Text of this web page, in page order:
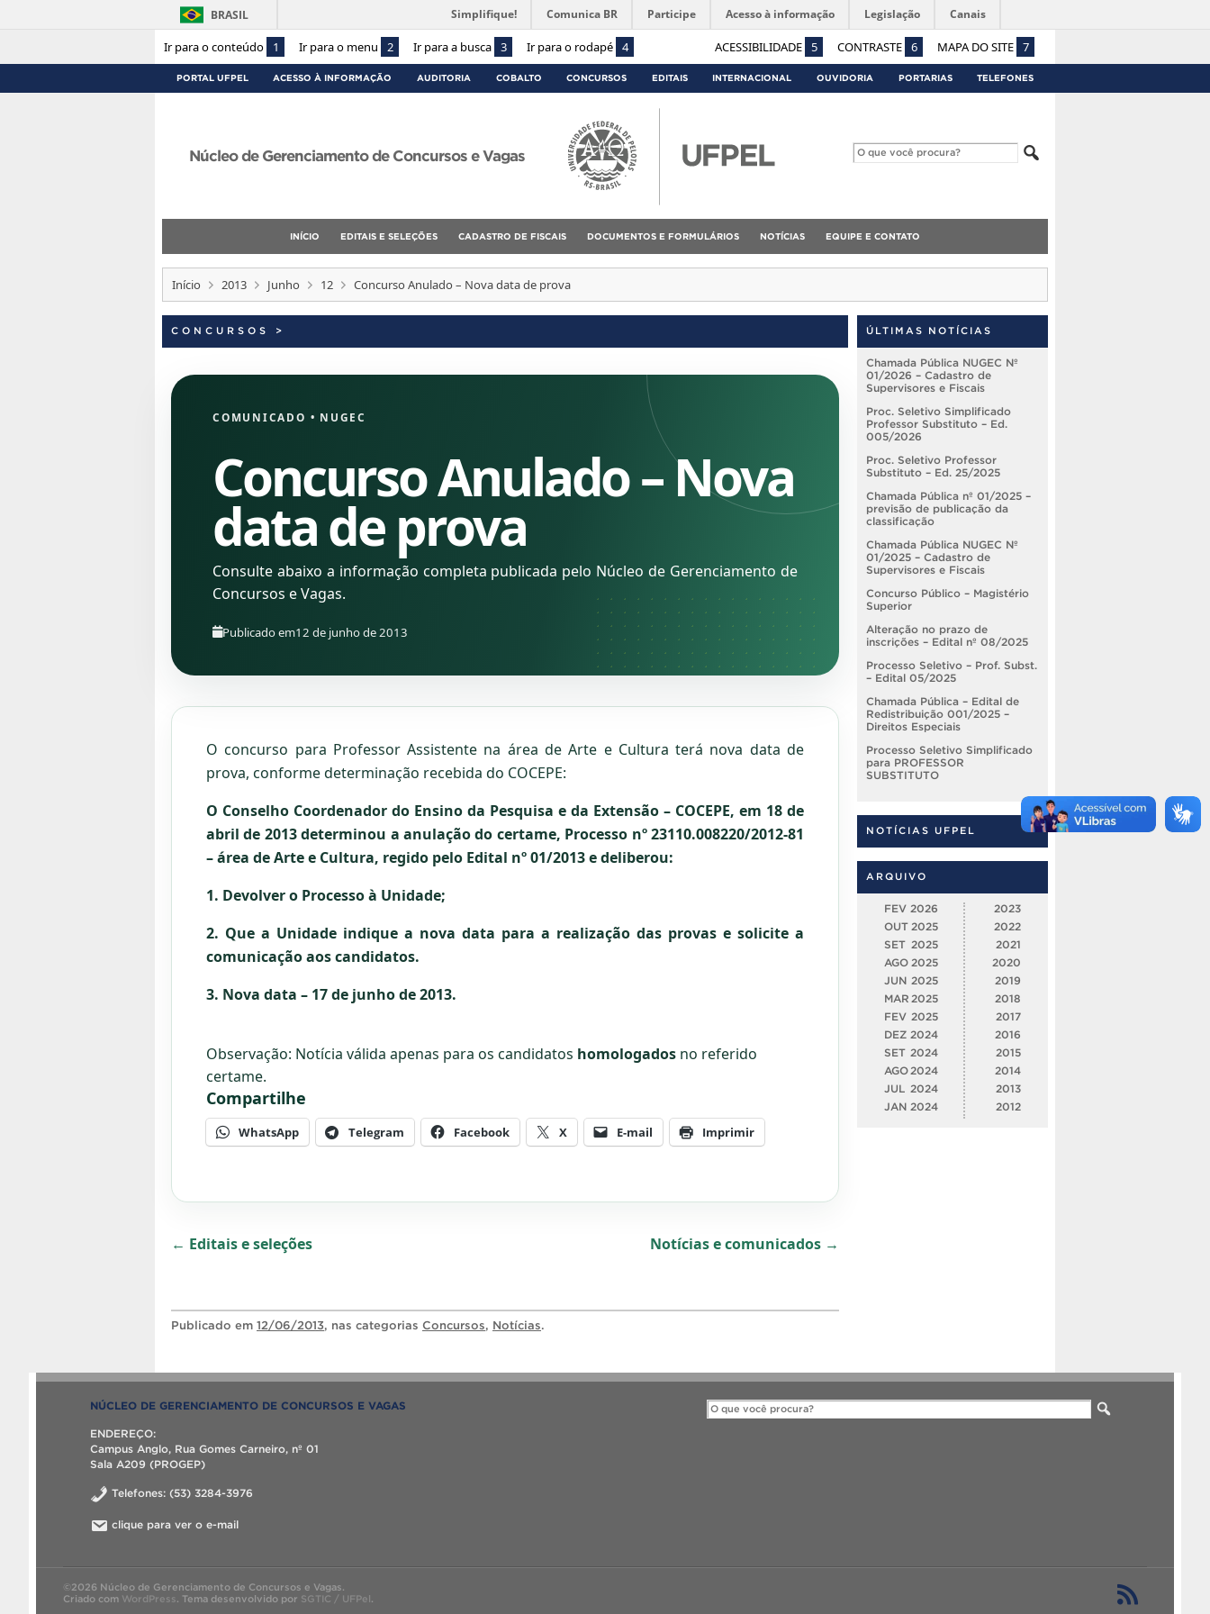
Ir para o conteúdo 1 Ir para o menu 2 Ir para a busca 3 Ir para o rodapé 4 ACESSIBILIDADE 5 CONTRASTE 6 MAPA DO SITE 7
BRASIL Simplifique! Comunica BR Participe Acesso à informação Legislação Canais
PORTAL UFPEL ACESSO À INFORMAÇÃO AUDITORIA COBALTO CONCURSOS EDITAIS INTERNACIONAL OUVIDORIA PORTARIAS TELEFONES
Núcleo de Gerenciamento de Concursos e Vagas
INÍCIO EDITAIS E SELEÇÕES CADASTRO DE FISCAIS DOCUMENTOS E FORMULÁRIOS NOTÍCIAS EQUIPE E CONTATO
Início 2013 Junho 12 Concurso Anulado – Nova data de prova
CONCURSOS >
COMUNICADO • NUGEC
Concurso Anulado – Nova
data de prova
Consulte abaixo a informação completa publicada pelo Núcleo de Gerenciamento de
Concursos e Vagas.
Publicado em12 de junho de 2013
O concurso para Professor Assistente na área de Arte e Cultura terá nova data de
prova, conforme determinação recebida do COCEPE:
O Conselho Coordenador do Ensino da Pesquisa e da Extensão – COCEPE, em 18 de
abril de 2013 determinou a anulação do certame, Processo nº 23110.008220/2012-81
– área de Arte e Cultura, regido pelo Edital nº 01/2013 e deliberou:
1. Devolver o Processo à Unidade;
2. Que a Unidade indique a nova data para a realização das provas e solicite a
comunicação aos candidatos.
3. Nova data – 17 de junho de 2013.
Observação: Notícia válida apenas para os candidatos homologados no referido
certame.
Compartilhe
WhatsApp Telegram Facebook X E-mail Imprimir
← Editais e seleções Notícias e comunicados →
Publicado em 12/06/2013, nas categorias Concursos, Notícias.
ÚLTIMAS NOTÍCIAS
Chamada Pública NUGEC Nº
01/2026 – Cadastro de
Supervisores e Fiscais
Proc. Seletivo Simplificado
Professor Substituto – Ed.
005/2026
Proc. Seletivo Professor
Substituto – Ed. 25/2025
Chamada Pública nº 01/2025 –
previsão de publicação da
classificação
Chamada Pública NUGEC Nº
01/2025 – Cadastro de
Supervisores e Fiscais
Concurso Público – Magistério
Superior
Alteração no prazo de
inscrições – Edital nº 08/2025
Processo Seletivo – Prof. Subst.
– Edital 05/2025
Chamada Pública – Edital de
Redistribuição 001/2025 –
Direitos Especiais
Processo Seletivo Simplificado
para PROFESSOR
SUBSTITUTO
NOTÍCIAS UFPEL
ARQUIVO
FEV 2026
OUT 2025
SET 2025
AGO 2025
JUN 2025
MAR 2025
FEV 2025
DEZ 2024
SET 2024
AGO 2024
JUL 2024
JAN 2024
2023
2022
2021
2020
2019
2018
2017
2016
2015
2014
2013
2012
NÚCLEO DE GERENCIAMENTO DE CONCURSOS E VAGAS
ENDEREÇO:
Campus Anglo, Rua Gomes Carneiro, nº 01
Sala A209 (PROGEP)
Telefones: (53) 3284-3976
clique para ver o e-mail
©2026 Núcleo de Gerenciamento de Concursos e Vagas.
Criado com WordPress. Tema desenvolvido por SGTIC / UFPel.